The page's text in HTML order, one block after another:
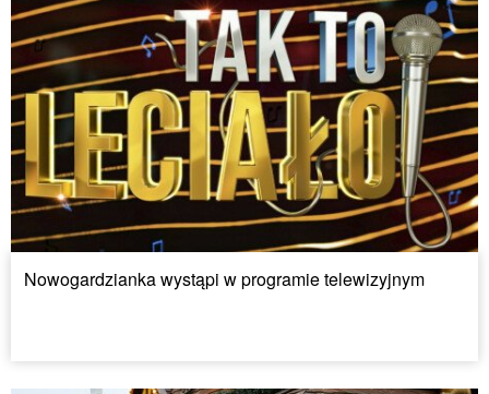
Nowogardzianka wystąpi w programie telewizyjnym